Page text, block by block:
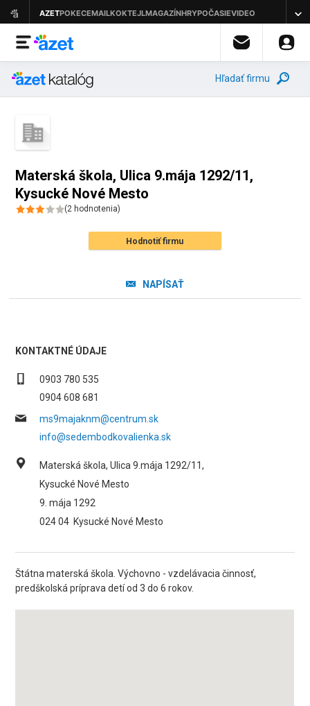
Hľadať firmu
Materská škola, Ulica 9.mája 1292/11,
Kysucké Nové Mesto
(2 hodnotenia)
Hodnotiť firmu
NAPÍSAŤ
KONTAKTNÉ ÚDAJE
0903 780 535
0904 608 681
ms9majaknm@centrum.sk
info@sedembodkovalienka.sk
Materská škola, Ulica 9.mája 1292/11,
Kysucké Nové Mesto
9. mája 1292
024 04 Kysucké Nové Mesto
Štátna materská škola. Výchovno - vzdelávacia činnosť,
predškolská príprava detí od 3 do 6 rokov.